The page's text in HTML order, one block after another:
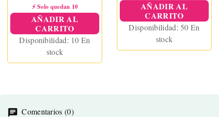
⚡ Solo quedan 10
AÑADIR AL
CARRITO
Disponibilidad: 10 En
stock
AÑADIR AL
CARRITO
Disponibilidad:50 En
stock
Comentarios (0)